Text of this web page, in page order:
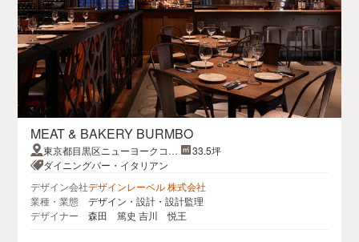
MEAT & BAKERY BURMBO
東京都目黒区ニューヨークコー
ナー
33.5坪
ダイニングバー・イタリアン
デザイン会社デザインレーベル 株式会社
業種・業態
デザイン・設計・設計監理
デザイナー
森田 篤史 吉川 悦王